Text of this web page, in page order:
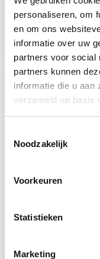
personaliseren, om
en om ons
informatie over uw
partners voor social
partners kunnen
informatie die u aan
verzameld op basis
Noodzakelijk
Voorkeuren
Statistieken
Marketing
vanaf
Gratis
staand